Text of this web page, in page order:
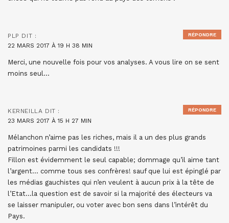
PLP DIT :
22 MARS 2017 À 19 H 38 MIN
Merci, une nouvelle fois pour vos analyses. A vous lire on se sent
moins seul…
RÉPONDRE
KERNEILLA DIT :
23 MARS 2017 À 15 H 27 MIN
Mélanchon n’aime pas les riches, mais il a un des plus grands
patrimoines parmi les candidats !!!
Fillon est évidemment le seul capable; dommage qu’il aime tant
l’argent… comme tous ses confrères! sauf que lui est épinglé par
les médias gauchistes qui n’en veulent à aucun prix à la tête de
l’Etat…la question est de savoir si la majorité des électeurs va
se laisser manipuler, ou voter avec bon sens dans l’intérêt du
Pays.
RÉPONDRE